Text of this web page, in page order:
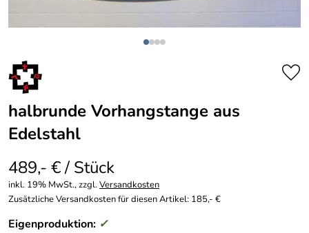
halbrunde Vorhangstange aus
Edelstahl
489,- € / Stück
inkl. 19% MwSt., zzgl.Versandkosten
Zusätzliche Versandkosten für diesen Artikel: 185,- €
Eigenproduktion: ✓